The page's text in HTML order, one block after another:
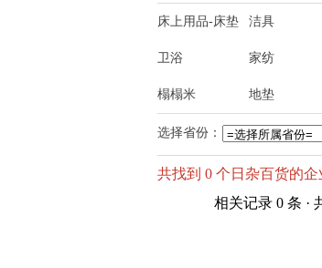
床上用品-床垫 洁具
卫浴 家纺
榻榻米 地垫
选择省份：
共找到 0 个日杂百货的企
相关记录 0 条 ·